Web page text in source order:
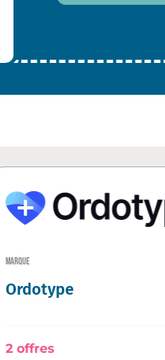
MARQUE
Ordotype
2 offres